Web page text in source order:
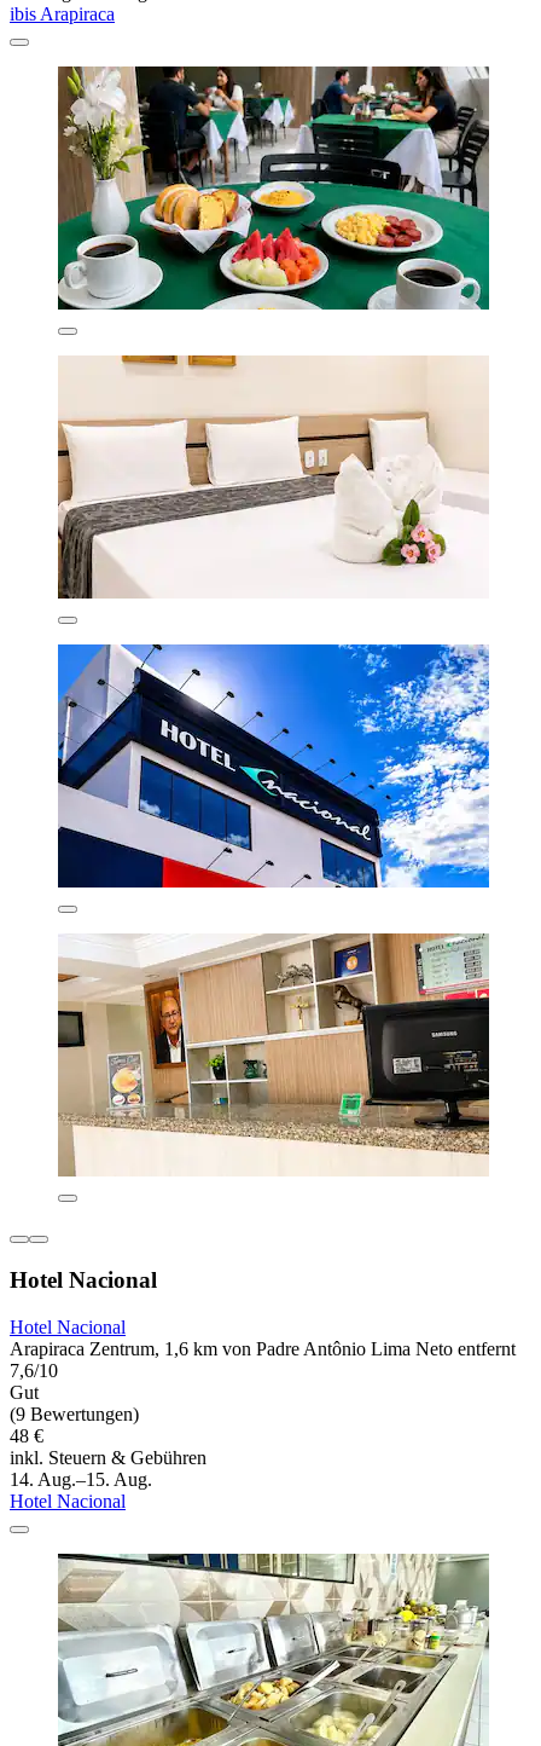
ibis Arapiraca
Hotel Nacional
Hotel Nacional
Arapiraca Zentrum, 1,6 km von Padre Antônio Lima Neto entfernt
7,6/10
Gut
(9 Bewertungen)
48 €
inkl. Steuern & Gebühren
14. Aug.–15. Aug.
Hotel Nacional